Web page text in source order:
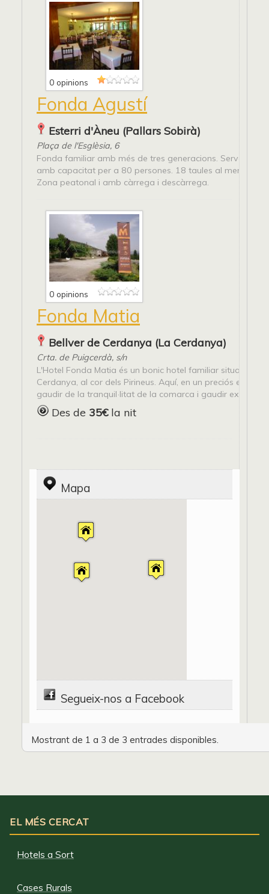
0 opinions
Fonda Agustí
Esterri d'Àneu (Pallars Sobirà)
Plaça de l'Esglèsia, 6
Fonda familiar amb més de tres generacions. Servei de
amb capacitat per a 80 persones. 18 taules al menjador
Zona peatonal i amb càrrega i descàrrega.
0 opinions
Fonda Matia
Bellver de Cerdanya (La Cerdanya)
Crta. de Puigcerdà, s/n
L'Hotel Fonda Matia és un bonic hotel familiar situat a la
Cerdanya, al cor dels Pirineus. Aquí, en un preciós entorn,
gaudir de la tranquil·litat de la comarca i gaudir
Des de 35€la nit
Mapa
Segueix-nos a Facebook
Mostrant de 1 a 3 de 3 entrades disponibles.
EL MÉS CERCAT
Hotels a Sort
Cases Rurals